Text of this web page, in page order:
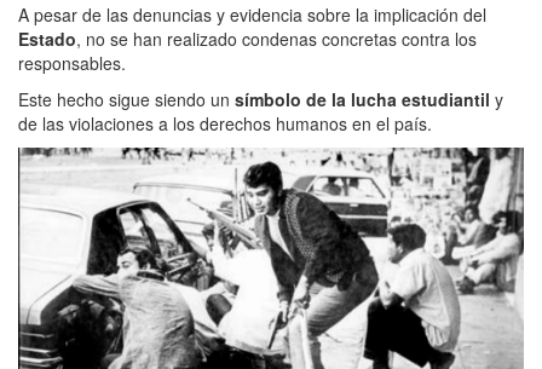
A pesar de las denuncias y evidencia sobre la implicación del
Estado, no se han realizado condenas concretas contra los
responsables.
Este hecho sigue siendo un símbolo de la lucha estudiantil y
de las violaciones a los derechos humanos en el país.